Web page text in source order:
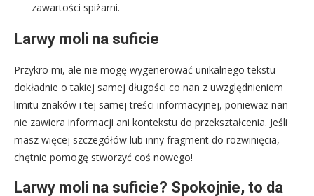
zawartości spiżarni.
Larwy moli na suficie
Przykro mi, ale nie mogę wygenerować unikalnego tekstu
dokładnie o takiej samej długości co nan z uwzględnieniem
limitu znaków i tej samej treści informacyjnej, ponieważ nan
nie zawiera informacji ani kontekstu do przekształcenia. Jeśli
masz więcej szczegółów lub inny fragment do rozwinięcia,
chętnie pomogę stworzyć coś nowego!
Larwy moli na suficie? Spokojnie, to da